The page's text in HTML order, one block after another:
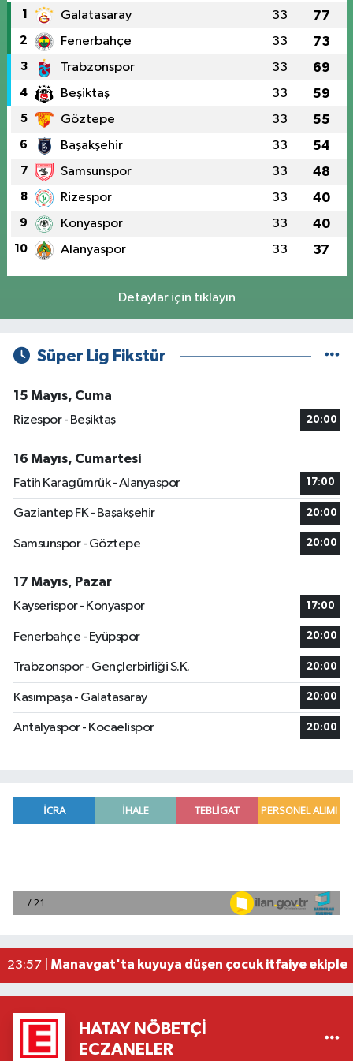
1 Galatasaray 33 77
2 Fenerbahçe 33 73
3 Trabzonspor 33 69
4 Beşiktaş 33 59
5 Göztepe 33 55
6 Başakşehir 33 54
7 Samsunspor 33 48
8 Rizespor 33 40
9 Konyaspor 33 40
10 Alanyaspor 33 37
Detaylar için tıklayın
Süper Lig Fikstür
15 Mayıs, Cuma
Rizespor - Beşiktaş
20:00
16 Mayıs, Cumartesi
Fatih Karagümrük - Alanyaspor
17:00
Gaziantep FK - Başakşehir 20:00
Samsunspor - Göztepe 20:00
17 Mayıs, Pazar
Kayserispor - Konyaspor
17:00
Fenerbahçe - Eyüpspor 20:00
Trabzonspor - Gençlerbirliği S.K. 20:00
Kasımpaşa - Galatasaray 20:00
Antalyaspor - Kocaelispor 20:00
22:31 |
Cumhurbaşkanı Erdoğan, yarın Suudi
23:57 | Manavgat'ta kuyuya düşen çocuk itfaiye
HATAY NÖBETÇI
ECZANELER